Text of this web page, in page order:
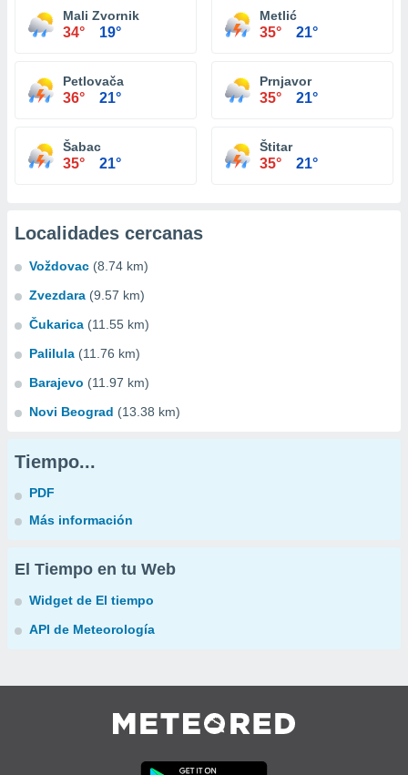
Mali Zvornik
34° 19°
Metlić
35° 21°
Petlovača
36° 21°
Prnjavor
35° 21°
Šabac
35° 21°
Štitar
35° 21°
Localidades cercanas
Voždovac (8.74 km)
Zvezdara (9.57 km)
Čukarica (11.55 km)
Palilula (11.76 km)
Barajevo (11.97 km)
Novi Beograd (13.38 km)
Tiempo...
PDF
Más información
El Tiempo en tu Web
Widget de El tiempo
API de Meteorología